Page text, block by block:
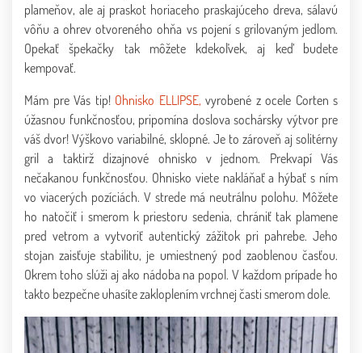
plameňov, ale aj praskot horiaceho praskajúceho dreva, sálavú
vôňu a ohrev otvoreného ohňa vs pojení s grilovaným jedlom.
Opekať špekačky tak môžete kdekoľvek, aj keď budete
kempovať.
Mám pre Vás tip! Ohnisko ELLIPSE, vyrobené z ocele Corten s
úžasnou funkčnosťou, pripomína doslova sochársky výtvor pre
váš dvor! Výškovo variabilné, sklopné. Je to zároveň aj solitérny
gril a taktirž dizajnové ohnisko v jednom. Prekvapí Vás
nečakanou funkčnosťou. Ohnisko viete nakláňať a hýbať s ním
vo viacerých pozíciách. V strede má neutrálnu polohu. Môžete
ho natočiť i smerom k priestoru sedenia, chrániť tak plamene
pred vetrom a vytvoriť autentický zážitok pri pahrebe. Jeho
stojan zaisťuje stabilitu, je umiestnený pod zaoblenou časťou.
Okrem toho slúži aj ako nádoba na popol. V každom prípade ho
takto bezpečne uhasíte zakloplením vrchnej časti smerom dole.